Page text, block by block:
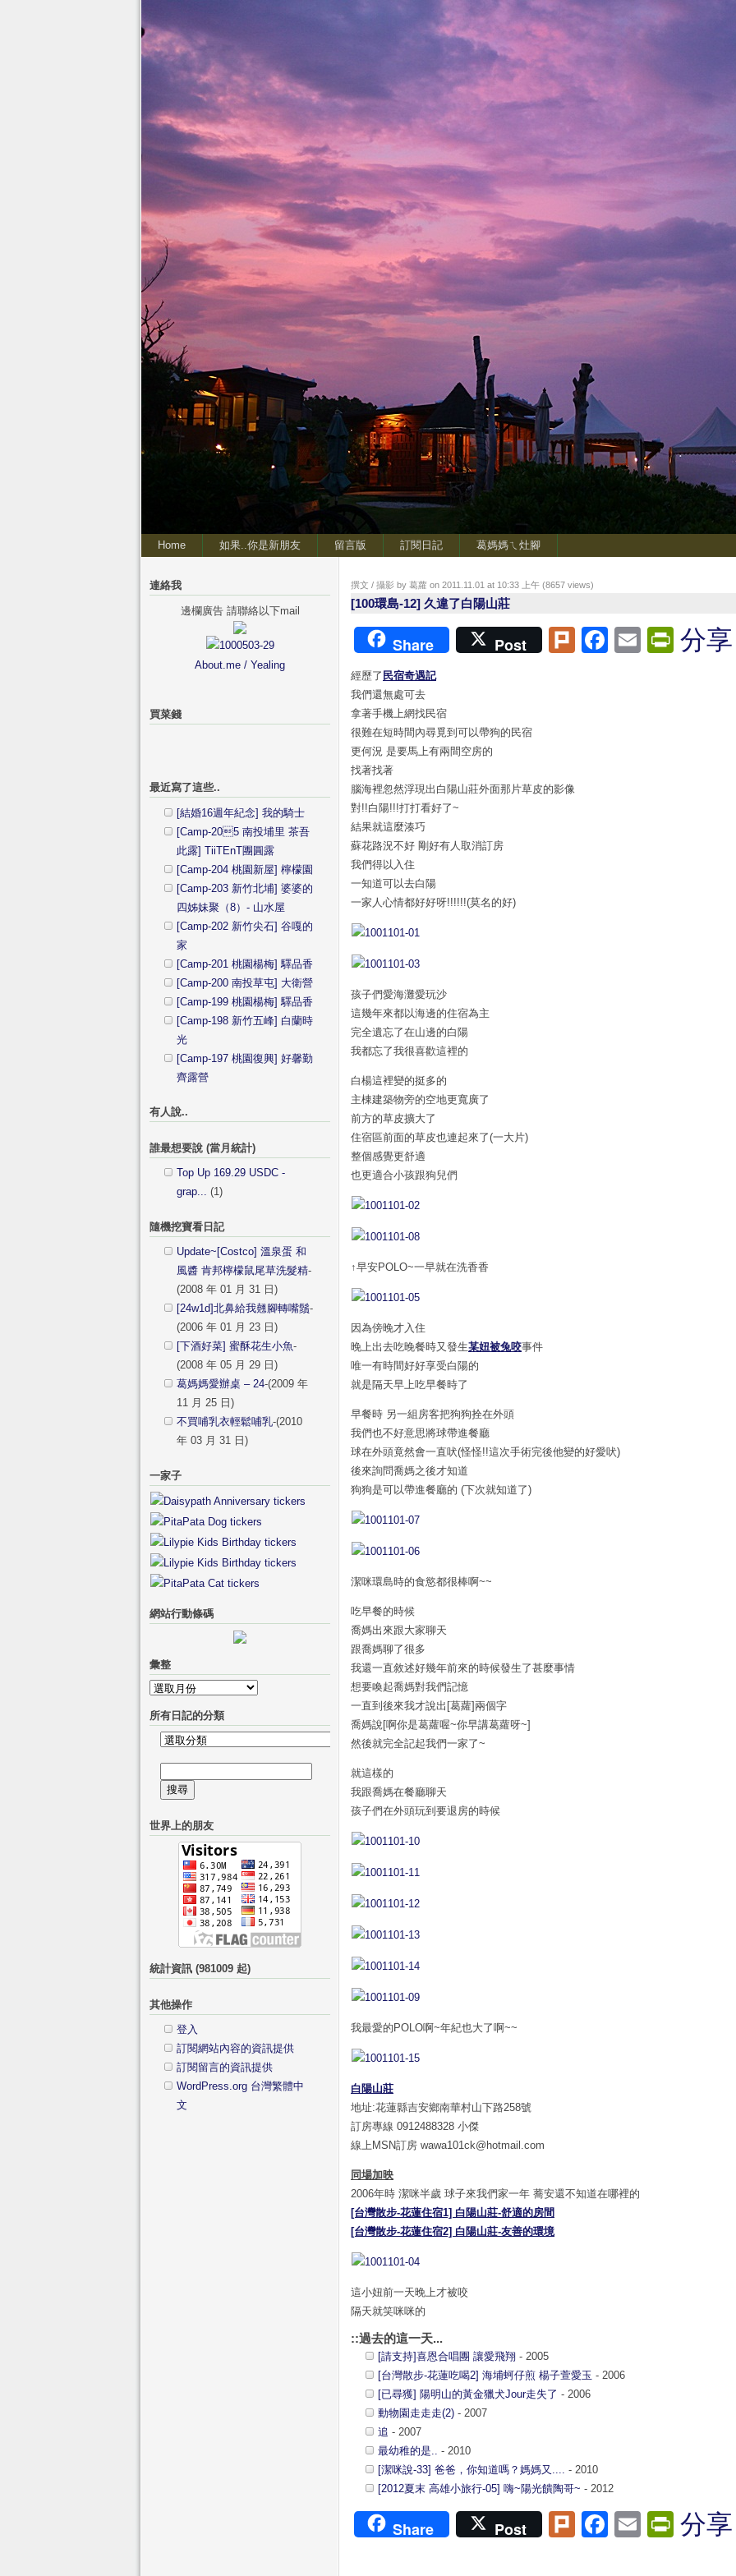
Home 如果..你是新朋友 留言版 訂閱日記 葛媽媽ㄟ灶腳
撰文 / 攝影 by 葛蘿 on 2011.11.01 at 10:33 上午 (8657 views)
[100環島-12] 久違了白陽山莊
Share Post PlurkFacebook
Email分享
經歷了 民宿奇遇記
我們還無處可去
拿著手機上網找民宿
很難在短時間內尋覓到可以帶狗的民宿
更何況 是要馬上有兩間空房的
找著找著
腦海裡忽然浮現出白陽山莊外面那片草皮的影像
對!!白陽!!!打打看好了~
結果就這麼湊巧
蘇花路況不好 剛好有人取消訂房
我們得以入住
一知道可以去白陽
一家人心情都好好呀!!!!!!(莫名的好)
孩子們愛海灘愛玩沙
這幾年來都以海邊的住宿為主
完全遺忘了在山邊的白陽
我都忘了我很喜歡這裡的
白楊這裡變的挺多的
主棟建築物旁的空地更寬廣了
前方的草皮擴大了
住宿區前面的草皮也連起來了(一大片)
整個感覺更舒適
也更適合小孩跟狗兒們
↑早安POLO~一早就在洗香香
因為傍晚才入住
晚上出去吃晚餐時又發生某妞被兔咬事件
唯一有時間好好享受白陽的
就是隔天早上吃早餐時了
早餐時 另一組房客把狗狗拴在外頭
我們也不好意思將球帶進餐廳
球在外頭竟然會一直吠(怪怪!!這次手術完後他變的好愛吠)
後來詢問喬媽之後才知道
狗狗是可以帶進餐廳的 (下次就知道了)
潔咪環島時的食慾都很棒啊~~
吃早餐的時候
喬媽出來跟大家聊天
跟喬媽聊了很多
我還一直敘述好幾年前來的時候發生了甚麼事情
想要喚起喬媽對我們記憶
一直到後來我才說出[葛蘿]兩個字
喬媽說[啊你是葛蘿喔~你早講葛蘿呀~]
然後就完全記起我們一家了~
就這樣的
我跟喬媽在餐廳聊天
孩子們在外頭玩到要退房的時候
我最愛的POLO啊~年紀也大了啊~~
白陽山莊
地址:花蓮縣吉安鄉南華村山下路258號
訂房專線 0912488328 小傑
線上MSN訂房 wawa101ck@hotmail.com
同場加映
2006年時 潔咪半歲 球子來我們家一年 蕎安還不知道在哪裡的
[台灣散步-花蓮住宿1] 白陽山莊-舒適的房間
[台灣散步-花蓮住宿2] 白陽山莊-友善的環境
這小妞前一天晚上才被咬
隔天就笑咪咪的
::過去的這一天...
[請支持]喜恩合唱團 讓愛飛翔 - 2005
[台灣散步-花蓮吃喝2] 海埔蚵仔煎 楊子萱愛玉 - 2006
[已尋獲] 陽明山的黃金獵犬Jour走失了 - 2006
動物園走走走(2) - 2007
追 - 2007
最幼稚的是.. - 2010
[潔咪說-33] 爸爸，你知道嗎？媽媽又.... - 2010
[2012夏末 高雄小旅行-05] 嗨~陽光饋陶哥~ - 2012
Share Post PlurkFacebook
Email分享
連絡我
邊欄廣告 請聯絡以下mail
About.me / Yealing
買菜錢
最近寫了這些..
[結婚16週年紀念] 我的騎士
[Camp-205 南投埔里 茶吾
此露] TiiTEnT團圓露
[Camp-204 桃園新屋] 檸檬園
[Camp-203 新竹北埔] 婆婆的
四姊妹聚（8）- 山水屋
[Camp-202 新竹尖石] 谷嘎的
家
[Camp-201 桃園楊梅] 驛品香
[Camp-200 南投草屯] 大衛營
[Camp-199 桃園楊梅] 驛品香
[Camp-198 新竹五峰] 白蘭時
光
[Camp-197 桃園復興] 好馨勤
齊露營
有人說..
誰最想要說 (當月統計)
Top Up 169.29 USDC -
grap... (1)
隨機挖寶看日記
Update~[Costco] 溫泉蛋 和
風醬 肯邦檸檬鼠尾草洗髮精-
(2008 年 01 月 31 日)
[24w1d]北鼻給我翹腳轉嘴鬚-
(2006 年 01 月 23 日)
[下酒好菜] 蜜酥花生小魚-
(2008 年 05 月 29 日)
葛媽媽愛辦桌 – 24-(2009 年
11 月 25 日)
不買哺乳衣輕鬆哺乳-(2010
年 03 月 31 日)
一家子
網站行動條碼
彙整
彙
整
所有日記的分類
所
日
記
分
尋
鍵
世界上的朋友
統計資訊 (981009 起)
其他操作
登入
訂閱網站內容的資訊提供
訂閱留言的資訊提供
WordPress.org 台灣繁體中
文